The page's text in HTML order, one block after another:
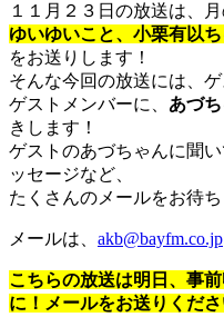
１１月２３日の放送は、
ゆいゆいこと、小栗有以
をお送りします！
そんな今回の放送には、ゲ
ゲストメンバーに、 あづ
きします！
ゲストのあづちゃんに聞
ッセージなど、
たくさんのメールをお待ち
メールは、 akb@bayfm.co.jp
こちらの放送は明日、事
に！メールをお送りくださ